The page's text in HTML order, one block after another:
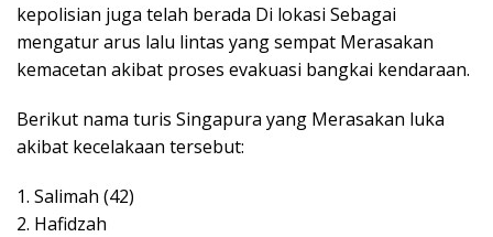
kepolisian juga telah berada Di lokasi Sebagai
mengatur arus lalu lintas yang sempat Merasakan
kemacetan akibat proses evakuasi bangkai kendaraan.
Berikut nama turis Singapura yang Merasakan luka
akibat kecelakaan tersebut:
1. Salimah (42)
2. Hafidzah